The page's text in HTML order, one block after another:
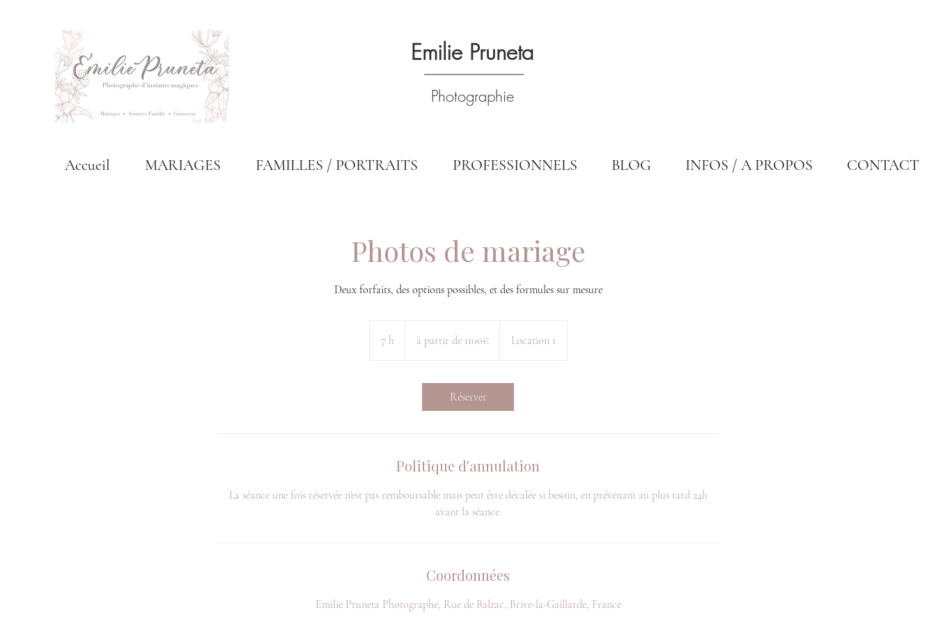
Emilie Pruneta
Photographie
Accueil MARIAGES FAMILLES / PORTRAITS PROFESSIONNELS BLOG INFOS / A PROPOS CONTACT
Photos de mariage
Deux forfaits, des options possibles, et des formules sur mesure
7 h
1100€
à partir de 1100€ Location 1
Réserver
Politique d'annulation
La séance une fois réservée n'est pas remboursable mais peut être décalée si besoin, en prévenant au plus tard 24h
avant la séance.
Coordonnées
Emilie Pruneta Photographe, Rue de Balzac, Brive-la-Gaillarde, France